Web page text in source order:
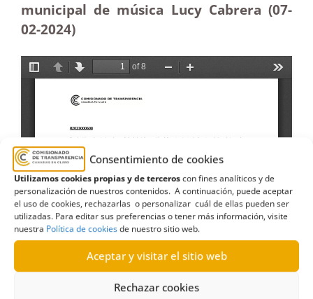
Consentimiento de cookies
Utilizamos cookies propias y de terceroscon fines analíticos y de
personalización de nuestros contenidos. A continuación, puede aceptar
el uso de cookies, rechazarlas o personalizar cuál de ellas pueden ser
utilizadas. Para editar sus preferencias o tener más información, visite
nuestra Política de cookiesde nuestro sitio web.
Aceptar y visitar el sitio web
Rechazar cookies
municipal de música Lucy Cabrera (07-
02-2024)